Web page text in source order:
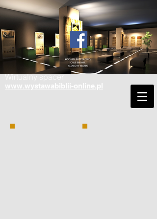
Wirtualny spacer
www.wystawabiblii-online.pl